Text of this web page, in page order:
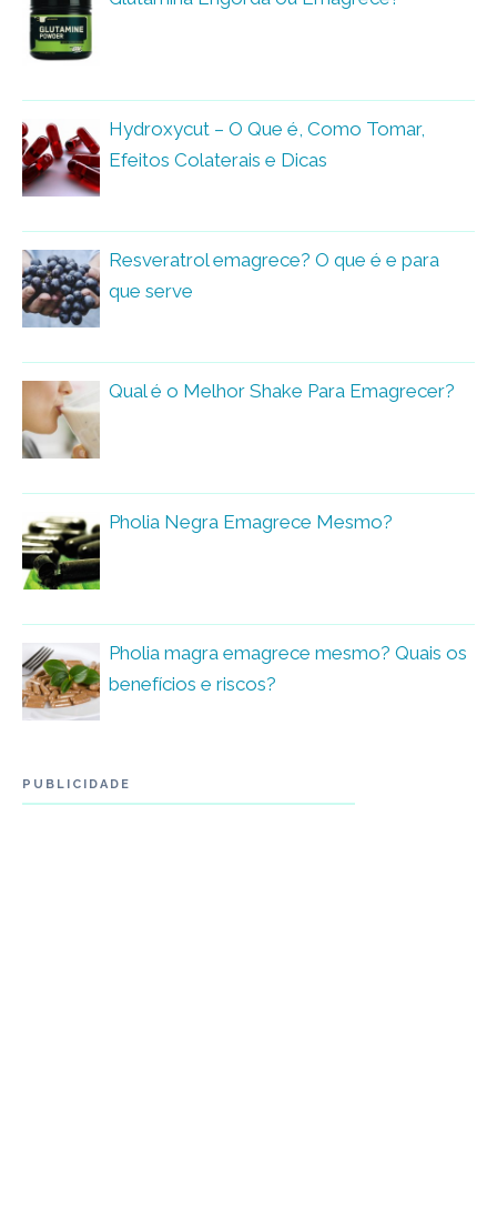
Hydroxycut – O Que é, Como Tomar,
Efeitos Colaterais e Dicas
Resveratrol emagrece? O que é e para
que serve
Qual é o Melhor Shake Para Emagrecer?
Pholia Negra Emagrece Mesmo?
Pholia magra emagrece mesmo? Quais os
benefícios e riscos?
PUBLICIDADE